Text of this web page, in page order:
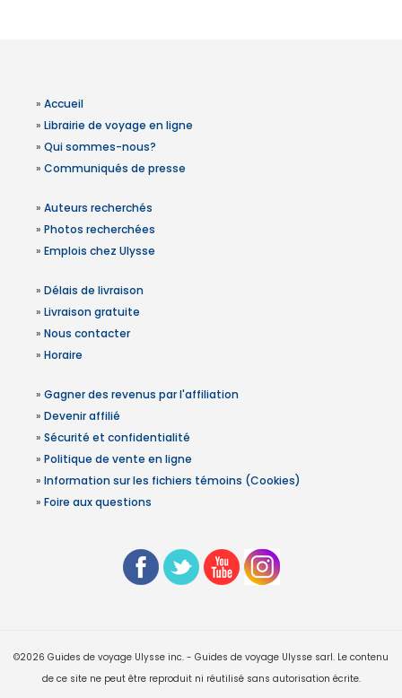
» Accueil
» Librairie de voyage en ligne
» Qui sommes-nous?
» Communiqués de presse
» Auteurs recherchés
» Photos recherchées
» Emplois chez Ulysse
» Délais de livraison
» Livraison gratuite
» Nous contacter
» Horaire
» Gagner des revenus par l'affiliation
» Devenir affilié
» Sécurité et confidentialité
» Politique de vente en ligne
» Information sur les fichiers témoins (Cookies)
» Foire aux questions
©2026 Guides de voyage Ulysse inc. - Guides de voyage Ulysse sarl. Le contenu
de ce site ne peut être reproduit ni réutilisé sans autorisation écrite.